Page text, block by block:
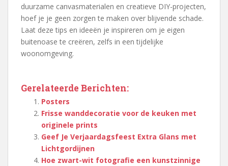
duurzame canvasmaterialen en creatieve DIY-projecten,
hoef je je geen zorgen te maken over blijvende schade.
Laat deze tips en ideeën je inspireren om je eigen
buitenoase te creëren, zelfs in een tijdelijke
woonomgeving.
Gerelateerde Berichten:
Posters
Frisse wanddecoratie voor de keuken met
originele prints
Geef Je Verjaardagsfeest Extra Glans met
Lichtgordijnen
Hoe zwart-wit fotografie een kunstzinnige